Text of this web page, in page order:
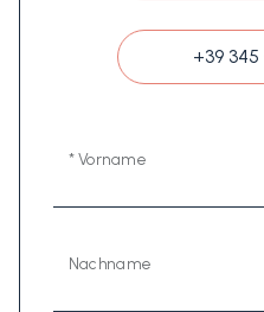
+39
* Vorname
Nachname